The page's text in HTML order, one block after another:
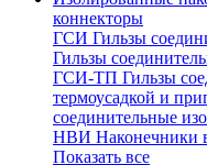
коннекторы
ГСИ Гильзы
Гильзы
ГСИ-ТП Гильзы
термоусадкой и
соединительные
НВИ Наконечники
Показать все